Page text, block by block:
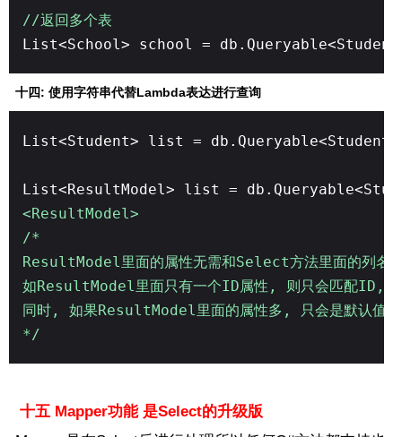
//返回多个表
List<School> school =
十四: 使用字符串代替Lambda表达进行查询
List<Student> list =
List<ResultModel> list =
<ResultModel>
/*
ResultModel里面的属性无需和Select方法里面的列名
如ResultModel里面只有一个ID属性, 则只会匹配ID,
同时, 如果ResultModel里面的属性多, 只会是默认值,
*/
十五 Mapper功能 是Select的升级版